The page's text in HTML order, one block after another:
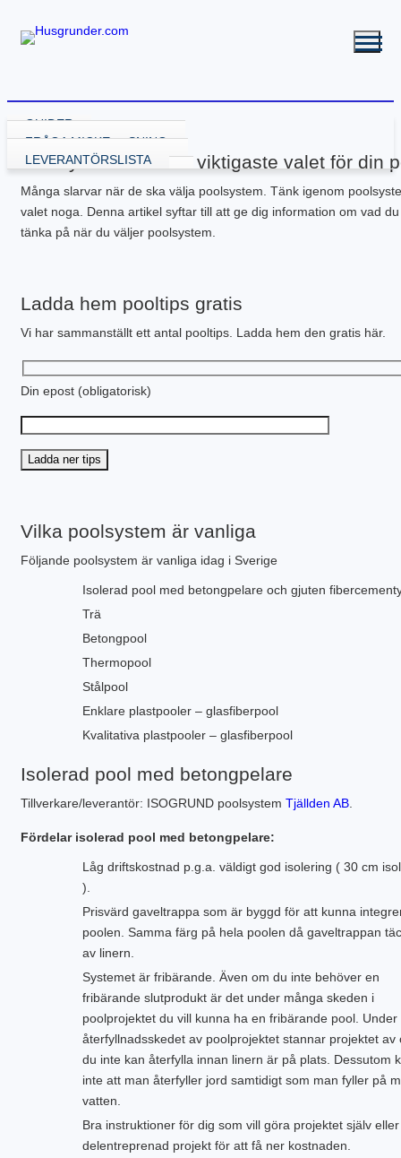
GUIDER
VÄLJA GRUNDLÖSNING
GRUND MED GJUTNING
GJUTA PLATTA – STARTA HÄR
PLATTA – ATTEFALL
PLATTA – GARAGE
PLATTA – PÅLNING
PLATTA – TILLBYGGNAD
KOMPENSATIONSGRUNDL.
NY KÄLLARE
BYGGA KÄLLARE
BYGGA KÄLLARE – ATTEFALL
BALK – KRYPGRUND
KRYPGRUND – STARTA HÄR
KRYPGRUND – ATTEFALL
BALK – HYBRIDGRUND
BALK – VÄXTHUS
RENOVERA HUSGRUND
DRÄNERA HUS
KÄLLARE MED FUKT
KRYPGRUND – GJUT IGEN
MEKANISKT VENTGOLV
SYLLBYTE
SÄTTNINGSSKADOR
BYGGA POOL
GJUTEN ISOLERAD POOL
FLER GUIDER
GRUNDRITNINGAR
MARK & TRÄDGÅRD
MARKUNDERSÖKNING
KANTELEMENT
VATTENBUREN GOLVVÄRME
FRÅGA MICKE
LEVERANTÖRSLISTA
Poolsystemet är det viktigaste valet för din
Många slarvar när de ska välja poolsystem. Tänk igenom
valet noga. Denna artikel syftar till att ge dig information om vad
tänka på när du väljer poolsystem.
Ladda hem pooltips gratis
Vi har sammanställt ett antal pooltips. Ladda hem den gratis här.
Din epost (obligatorisk)
Vilka poolsystem är vanliga
Följande poolsystem är vanliga idag i Sverige
Isolerad pool med betongpelare och gjuten
Trä
Betongpool
Thermopool
Stålpool
Enklare plastpooler – glasfiberpool
Kvalitativa plastpooler – glasfiberpool
Isolerad pool med betongpelare
Tillverkare/leverantör: ISOGRUND poolsystem Tjällden AB
Fördelar isolerad pool med betongpelare:
Låg driftskostnad p.g.a. väldigt god isolering ( 30 cm
).
Prisvärd gaveltrappa som är byggd för att kunna
poolen. Samma färg på hela poolen då gaveltrappan
av linern.
Systemet är fribärande. Även om du inte behöver en
fribärande slutprodukt är det under många skeden i
poolprojektet du vill kunna ha en fribärande pool. Under
återfyllnadsskedet av poolprojektet stannar projektet av
du inte kan återfylla innan linern är på plats. Dessutom
inte att man återfyller jord samtidigt som man fyller på
vatten.
Bra instruktioner för dig som vill göra projektet själv
delentreprenad projekt för att få ner kostnaden.